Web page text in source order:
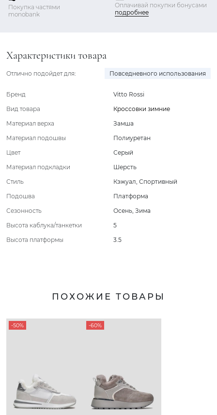
Покупка частями
monobank
Оплачивай покупки бонусами
подробнее
Характеристики товара
Отлично подойдет для: Повседневного использования
Бренд
Vitto Rossi
Вид товара
Кроссовки зимние
Материал верха
Замша
Материал подошвы
Полиуретан
Цвет
Серый
Материал подкладки
Шерсть
Стиль
Кэжуал, Спортивный
Подошва
Платформа
Сезонность
Осень, Зима
Высота каблука/танкетки
5
Высота платформы
3.5
ПОХОЖИЕ ТОВАРЫ
-50% -60%